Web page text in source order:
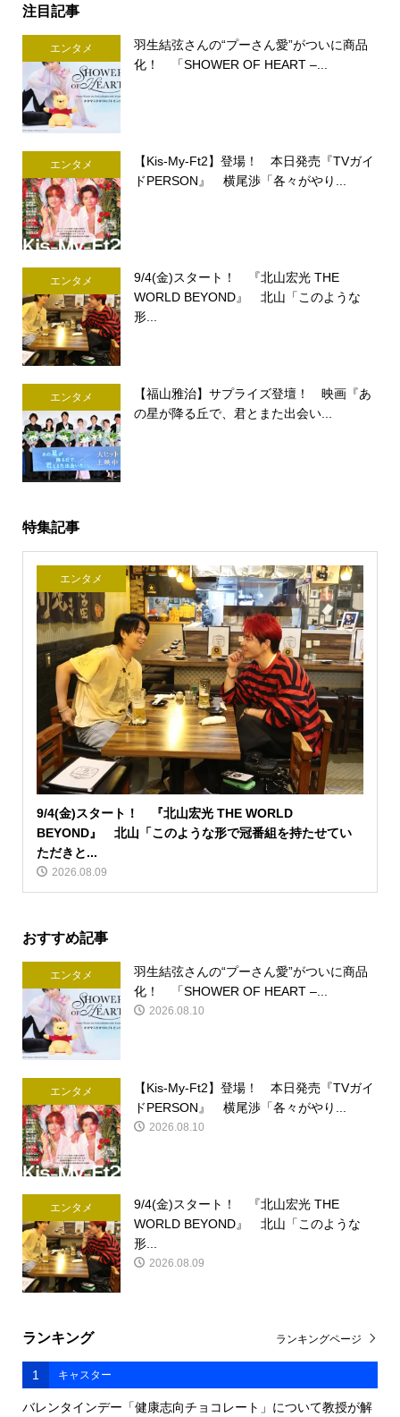
注目記事
エンタメ
羽生結弦さんの“プーさん愛”がついに商品
化！ 「SHOWER OF HEART –...
エンタメ
【Kis-My-Ft2】登場！ 本日発売『TVガイ
ドPERSON』 横尾渉「各々がやり...
エンタメ
9/4(金)スタート！ 『北山宏光 THE
WORLD BEYOND』 北山「このような
形...
エンタメ
【福山雅治】サプライズ登壇！ 映画『あ
の星が降る丘で、君とまた出会い...
特集記事
エンタメ
9/4(金)スタート！ 『北山宏光 THE WORLD
BEYOND』 北山「このような形で冠番組を持たせてい
ただきと...
2026.08.09
おすすめ記事
エンタメ
羽生結弦さんの“プーさん愛”がついに商品
化！ 「SHOWER OF HEART –...
2026.08.10
エンタメ
【Kis-My-Ft2】登場！ 本日発売『TVガイ
ドPERSON』 横尾渉「各々がやり...
2026.08.10
エンタメ
9/4(金)スタート！ 『北山宏光 THE
WORLD BEYOND』 北山「このような
形...
2026.08.09
ランキング
1 キャスター
バレンタインデー「健康志向チョコレート」について教授が解
ランキングページ